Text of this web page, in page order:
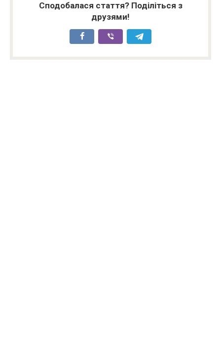
Сподобалася стаття? Поділіться з
друзями!